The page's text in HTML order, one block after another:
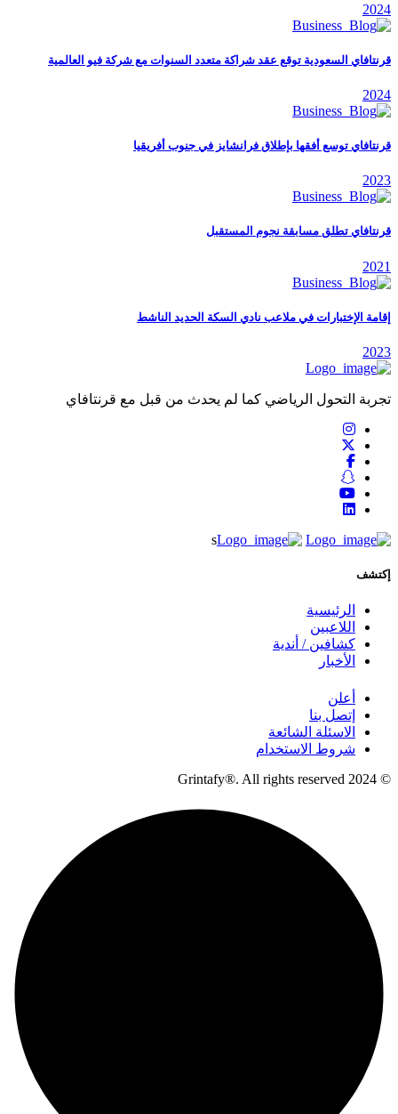
2024
قرنتافاي السعودية توقع عقد شراكة متعدد السنوات مع شركة فيو العالمية
2024
قرنتافاي توسع أفقها بإطلاق فرانشايز في جنوب أفريقيا
2023
قرنتافاي تطلق مسابقة نجوم المستقبل
2021
إقامة الإختبارات في ملاعب نادي السكة الحديد الناشط
2023
تجربة التحول الرياضي كما لم يحدث من قبل مع قرنتافاي
s
إكتشف
الرئيسية
اللاعبين
كشافين / أندية
الأخبار
أعلن
إتصل بنا
الاسئلة الشائعة
شروط الاستخدام
© 2024 Grintafy®. All rights reserved